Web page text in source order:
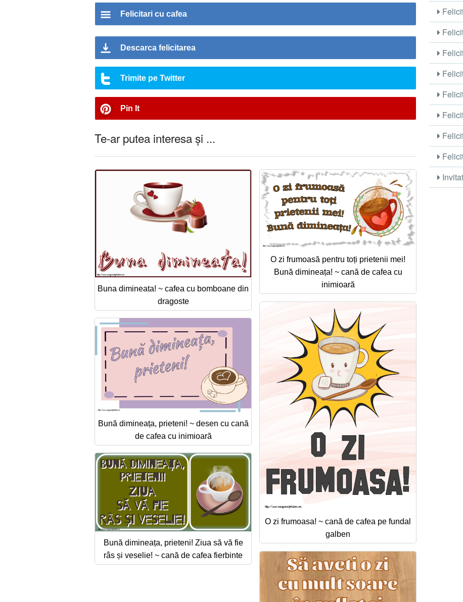
Felicitari cu cafea
Descarca felicitarea
Trimite pe Twitter
Pin It
Te-ar putea interesa și ...
Buna dimineata! ~ cafea cu bomboane din
dragoste
O zi frumoasă pentru toți prietenii mei!
Bună dimineața! ~ cană de cafea cu
inimioară
O zi frumoasa! ~ cană de cafea pe fundal
galben
Bună dimineața, prieteni! ~ desen cu cană
de cafea cu inimioară
Bună dimineața, prieteni! Ziua să vă fie
râs și veselie! ~ cană de cafea fierbinte